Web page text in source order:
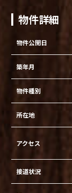
物件詳細
物件公開日
築年月
物件種別
所在地
アクセス
接道状況